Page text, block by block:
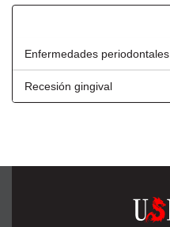
Enfermedades periodontales
Recesión gingival